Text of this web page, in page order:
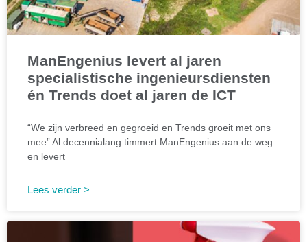
ManEngenius levert al jaren
specialistische ingenieursdiensten
én Trends doet al jaren de ICT
“We zijn verbreed en gegroeid en Trends groeit met ons
mee” Al decennialang timmert ManEngenius aan de weg
en levert
Lees verder >